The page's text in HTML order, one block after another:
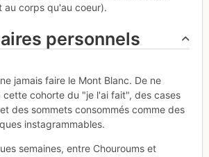
au corps qu'au coeur).
personnels
jamais faire le Mont Blanc. De ne
cette cohorte du "je l'ai fait", des cases
des sommets consommés comme des
instagrammables.
semaines, entre Chouroums et